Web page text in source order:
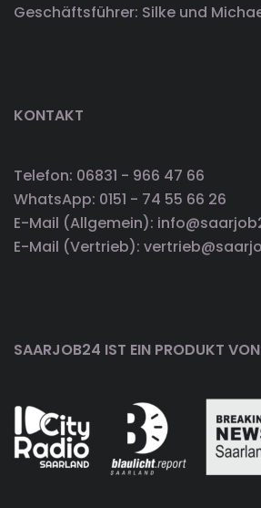
Geschäftsführer: Silke und
KONTAKT
Telefon: 06831 - 966 47 66
WhatsApp: 0151 - 74 55 66 26
E-Mail (Allgemein):
E-Mail (Vertrieb):
SAARJOB24 IST EIN PRODUKT VON